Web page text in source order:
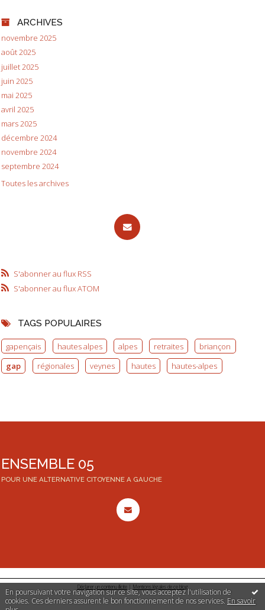
En poursuivant votre navigation sur ce site, vous acceptez l'utilisation de
cookies. Ces derniers assurent le bon fonctionnement de nos services. En savoir
ARCHIVES
novembre 2025
août 2025
juillet 2025
juin 2025
mai 2025
avril 2025
mars 2025
décembre 2024
novembre 2024
septembre 2024
Toutes les archives
S'abonner au flux RSS
S'abonner au flux ATOM
TAGS POPULAIRES
gapençais hautes alpes alpes retraites
briançon
gap
régionales veynes hautes hautes-alpes
ENSEMBLE 05
POUR UNE ALTERNATIVE CITOYENNE A GAUCHE
Déclarer un contenu illicite | Mentions légales de ce blog